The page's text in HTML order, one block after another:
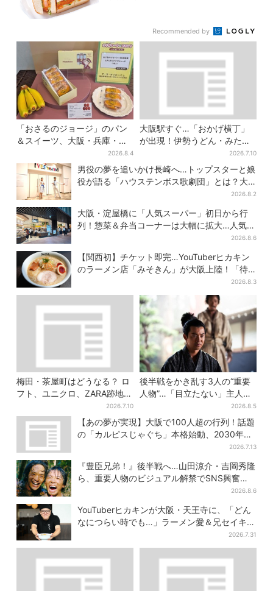
Recommended by
「おさるのジョージ」のパン
＆スイーツ、大阪・兵庫・京
都限定で【きょうから】発売
スタート
2026.8.4
大阪駅すぐ…「おかげ横丁」
が出現！伊勢うどん・みたら
しだんご・かき氷など、名物
グルメが集結
2026.7.10
男役の夢を追いかけ長崎へ…トップスターと娘
役が語る「ハウステンボス歌劇団」とは？大
2026.8.2
大阪・淀屋橋に「人気スーパー」初日から行
列！惣菜＆弁当コーナーは大幅に拡大…人気商
2026.8.6
【関西初】チケット即完…YouTuberヒカキン
のラーメン店「みそきん」が大阪上陸！「待
2026.8.3
梅田・茶屋町はどうなる？ ロ
フト、ユニクロ、ZARA跡地に
新店続々…再開発も予定2026.7.10
後半戦をかき乱す3人の“重要
人物”…「目立たない」主人
公・仲野太賀も、モブキャラ
→覚醒へ【豊臣兄弟】
2026.8.5
【あの夢が実現】大阪で100人超の行列！話題
の「カルピスじゃぐち」本格始動、2030年ま
2026.7.13
『豊臣兄弟！』後半戦へ…山田涼介・吉岡秀隆
ら、重要人物のビジュアル解禁でSNS興奮
2026.8.6
YouTuberヒカキンが大阪・天王寺に、「どん
なにつらい時でも…」ラーメン愛＆兄セイキン
2026.7.31